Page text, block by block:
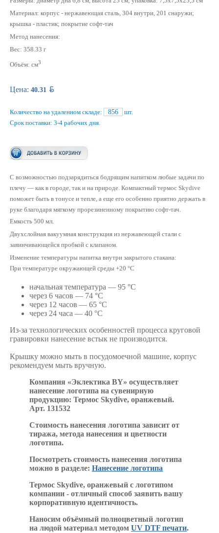
Материал: корпус - нержавеющая сталь, 304 внутри, 201 снаружи;
крышка - пластик; покрытие софт-тач
Метод нанесения:
Вес: 358.33 г
Объём: см3
Цена: 40.31 BYN
Количество на удаленном складе: 856
шт.
Срок поставки: 3-4 рабочих дня.
С возможностью подзарядиться бодрящим напитком любые задачи по
плечу — как в городе, так и на природе. Компактный термос Skydive
поможет быть в тонусе и тепле, а еще его особенно приятно держать в
руке благодаря мягкому прорезиненному покрытию софт-тач.
Емкость 500 мл.
Двухслойная вакуумная конструкция из нержавеющей стали с
завинчивающейся пробкой с клапаном.
Изменение температуры напитка внутри закрытого стакана:
При температуре окружающей среды +20 °С
начальная температура — 95 °С
через 6 часов — 74 °С
через 12 часов — 65 °С
через 24 часа — 40 °С
Из-за технологических особенностей процесса круговой
гравировки нанесение встык не производится.
Крышку можно мыть в посудомоечной машине, корпус
рекомендуем мыть вручную.
Компания «Эклектика BY» осуществляет
нанесение логотипа на сувенирную
продукцию: Термос Skydive, оранжевый.
Арт. 131532
Стоимость нанесения логотипа зависит от
тиража, метода нанесения и цветности
логотипа.
Посмотреть стоимость нанесения логотипа
можно в разделе:Нанесение логотипа
Термос Skydive, оранжевый с логотипом
компании - отличный способ заявить вашу
корпоративную идентичность.
Наносим объёмный полноцветный логотип
на людой материал методомUV DTF печати.